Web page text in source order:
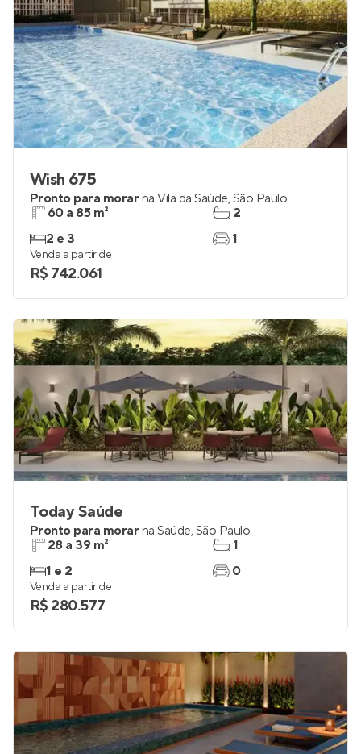
Wish 675
Pronto para morar na Vila da Saúde,São Paulo
60 a 85 m²
2 e 3
2
1
Venda a partir de
R$ 742.061
Today Saúde
Pronto para morar na Saúde,São Paulo
28 a 39 m²
1 e 2
1
0
Venda a partir de
R$ 280.577